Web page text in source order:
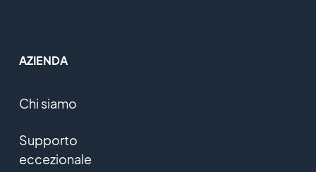
AZIENDA
Chi siamo
Supporto
eccezionale